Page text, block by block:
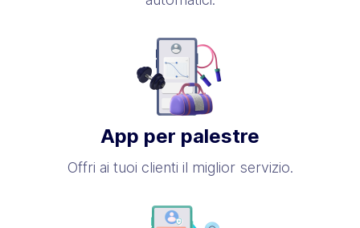
App per palestre
Offri ai tuoi clienti il ​​miglior servizio.